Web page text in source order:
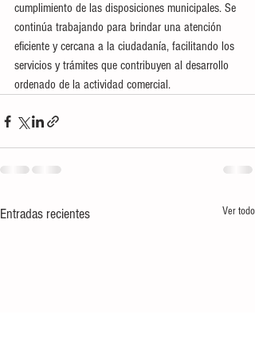
cumplimiento de las disposiciones municipales. Se
continúa trabajando para brindar una atención
eficiente y cercana a la ciudadanía, facilitando los
servicios y trámites que contribuyen al desarrollo
ordenado de la actividad comercial.
Entradas recientes Ver todo